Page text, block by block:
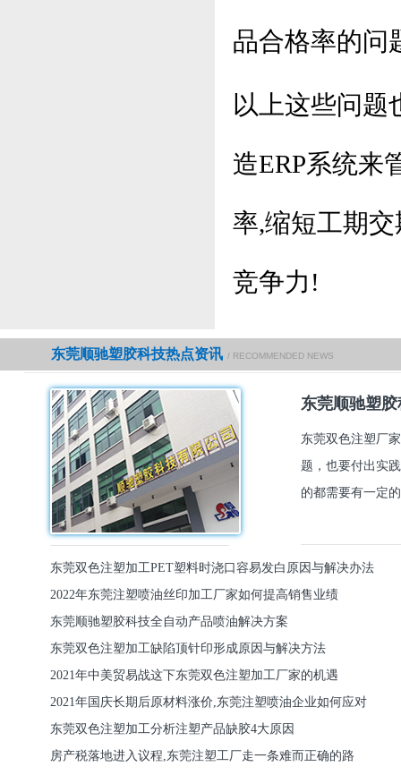
品合格率的问
以上这些问题
造ERP系统来
率,缩短工期
竞争力!
东莞顺驰塑胶科技热点资讯 / RECOMMENDED NEWS
东莞顺驰塑
东莞双色注塑厂
题，也要付出实
的都需要有一定
东莞双色注塑加工PET塑料时浇口容易发白原因与解决办法
2022年东莞注塑喷油丝印加工厂家如何提高销售业绩
东莞顺驰塑胶科技全自动产品喷油解决方案
东莞双色注塑加工缺陷顶针印形成原因与解决方法
2021年中美贸易战这下东莞双色注塑加工厂家的机遇
2021年国庆长期后原材料涨价,东莞注塑喷油企业如何应对
东莞双色注塑加工分析注塑产品缺胶4大原因
房产税落地进入议程,东莞注塑工厂走一条难而正确的路